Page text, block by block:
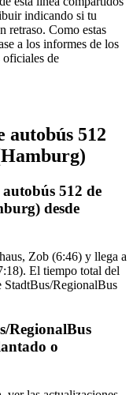
indicando si tu
retraso. Como estas
a los informes de los
oficiales de
autobús 512
512 de
desde
Zob (6:46) y llega a
El tiempo total del
StadtBus/RegionalBus
RegionalBus
o